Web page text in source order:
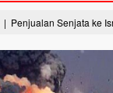
| Penjualan Senjata ke